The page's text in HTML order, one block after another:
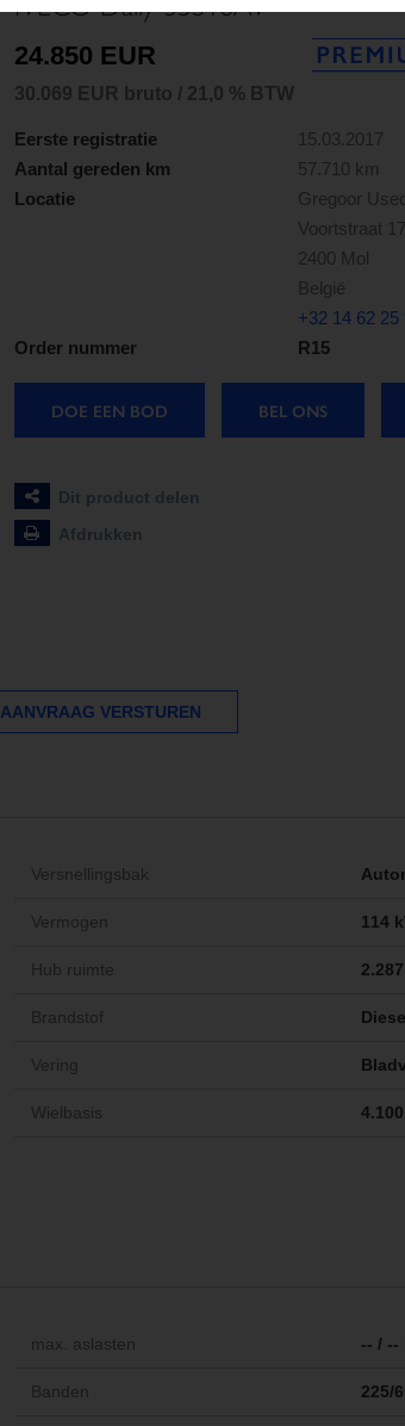
24.850 EUR
30.069 EUR bruto / 21,0 % BTW
Eerste registratie
15.03.2017
Aantal gereden km
57.710 km
Locatie
Gregoor
Voortstraat 17
2400 Mol
België
+32 14 62 25
Order nummer
R15
DOE EEN BOD BEL ONS
Dit product delen
Afdrukken
AANVRAAG VERSTUREN
Versnellingsbak
Vermogen 114
Hub ruimte
Brandstof
Vering
Wielbasis
max. aslasten -- / --
Banden 225/